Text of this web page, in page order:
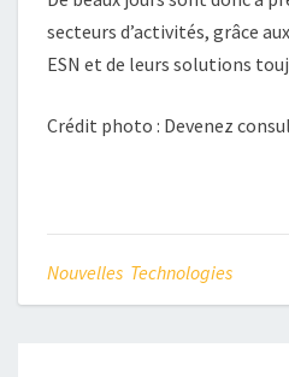
secteurs d’activités, grâce
ESN et de leurs solutions
Crédit photo : Devenez
Nouvelles Technologies